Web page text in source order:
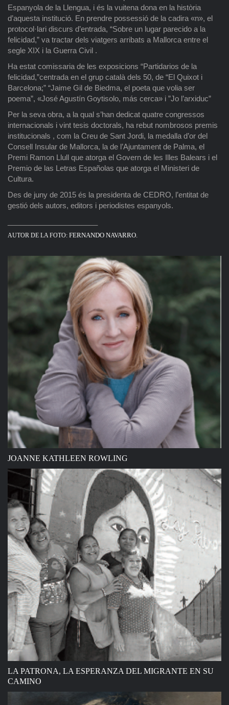
Espanyola de la Llengua, i és la vuitena dona en la història
d’aquesta institució. En prendre possessió de la cadira «n», el
protocol·lari discurs d’entrada, “Sobre un lugar parecido a la
felicidad,” va tractar dels viatgers arribats a Mallorca entre el
segle XIX i la Guerra Civil .
Ha estat comissaria de les exposicions “Partidarios de la
felicidad,”centrada en el grup català dels 50, de “El Quixot i
Barcelona;” “Jaime Gil de Biedma, el poeta que volia ser
poema”, «José Agustín Goytisolo, más cerca» i ”Jo l’arxiduc”
Per la seva obra, a la qual s’han dedicat quatre congressos
internacionals i vint tesis doctorals, ha rebut nombrosos premis
institucionals , com la Creu de Sant Jordi, la medalla d’or del
Consell Insular de Mallorca, la de l’Ajuntament de Palma, el
Premi Ramon Llull que atorga el Govern de les Illes Balears i el
Premio de las Letras Españolas que atorga el Ministeri de
Cultura.
Des de juny de 2015 és la presidenta de CEDRO, l’entitat de
gestió dels autors, editors i periodistes espanyols.
AUTOR DE LA FOTO: FERNANDO NAVARRO.
JOANNE KATHLEEN ROWLING
LA PATRONA, LA ESPERANZA DEL MIGRANTE EN SU
CAMINO